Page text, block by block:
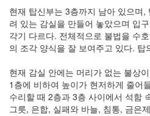
현재 탑신부는 3층까지 남아 있으며
려 있는 감실을 만들어 놓았으며 입
각기 다르다. 전체적으로 불법을 수
의 조각 양식을 잘 보여주고 있다.
현재 감실 안에는 머리가 없는 불상
1층에 비하여 높이가 현저하게 줄어
수리할 때 2층과 3층 사이에서 석함
그릇, 은합, 실패와 바늘, 침통, 금은